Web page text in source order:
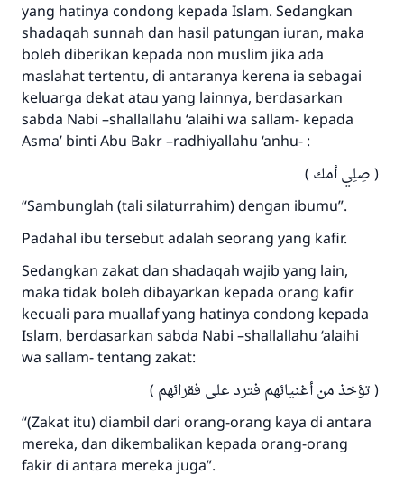
yang hatinya condong kepada Islam. Sedangkan
shadaqah sunnah dan hasil patungan iuran, maka
boleh diberikan kepada non muslim jika ada
maslahat tertentu, di antaranya kerena ia sebagai
keluarga dekat atau yang lainnya, berdasarkan
sabda Nabi –shallallahu ‘alaihi wa sallam- kepada
Asma’ binti Abu Bakr –radhiyallahu ‘anhu- :
( صِلِي أمك )
“Sambunglah (tali silaturrahim) dengan ibumu”.
Padahal ibu tersebut adalah seorang yang kafir.
Sedangkan zakat dan shadaqah wajib yang lain,
maka tidak boleh dibayarkan kepada orang kafir
kecuali para muallaf yang hatinya condong kepada
Islam, berdasarkan sabda Nabi –shallallahu ‘alaihi
wa sallam- tentang zakat:
( تؤخذ من أغنيائهم فترد على فقرائهم )
“(Zakat itu) diambil dari orang-orang kaya di antara
mereka, dan dikembalikan kepada orang-orang
fakir di antara mereka juga”.
menyelamatkan pernikahan.
Rasulullah ﷺ bersabda
"Siapa yang menunjukkan suatu kebaikan,
meka dia akan mendapatkan pahala yang
sama dengan orang yang melakukannya"
MUSLIM, 1893
Saham